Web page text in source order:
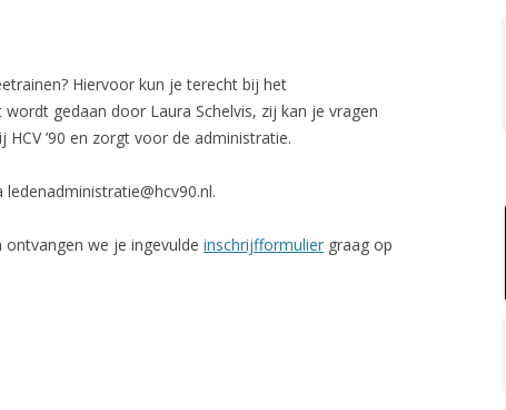
Hiervoor kun je terecht bij het
gedaan door Laura Schelvis, zij kan je vragen
’90 en zorgt voor de administratie.
ontvangen we je ingevulde inschrijfformulier graag op